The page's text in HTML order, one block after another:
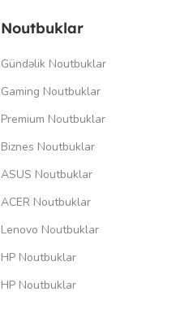
Noutbuklar
Gündəlik Noutbuklar
Gaming Noutbuklar
Premium Noutbuklar
Biznes Noutbuklar
ASUS Noutbuklar
ACER Noutbuklar
Lenovo Noutbuklar
HP Noutbuklar
HP Noutbuklar